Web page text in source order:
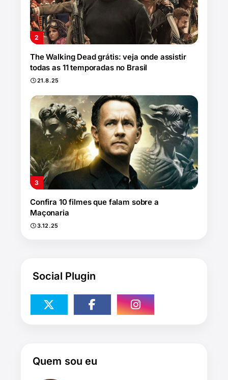
The Walking Dead grátis: veja onde assistir
todas as 11 temporadas no Brasil
21.8.25
Confira 10 filmes que falam sobre a
Maçonaria
3.12.25
Social Plugin
Quem sou eu